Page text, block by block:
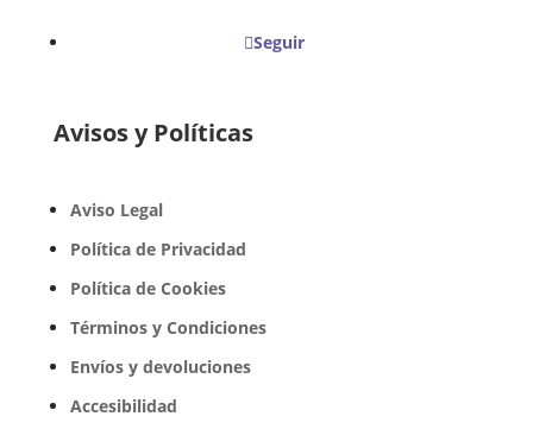
Seguir
Avisos y Políticas
Aviso Legal
Política de Privacidad
Política de Cookies
Términos y Condiciones
Envíos y devoluciones
Accesibilidad